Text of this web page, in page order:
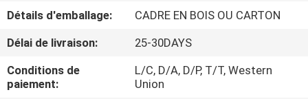
VISITE
DE
L'USINE
Détails d'emballage:
CADRE EN BOIS OU CARTON
Délai de livraison:
25-30DAYS
Conditions de
paiement:
L/C, D/A, D/P, T/T, Western
Union